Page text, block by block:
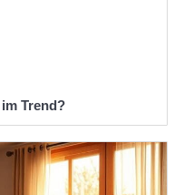
Trend?